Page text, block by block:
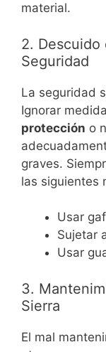
material.
2. Descuido
Seguridad
La seguridad
Ignorar
protección o
graves.
las siguientes
Usar
Sujetar
Usar
3.
Sierra
El mal